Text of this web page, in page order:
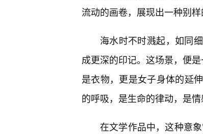
流动的画卷，展现出一种别样
海水时不时溅起，如同
成更深的印记。这场景，便
是衣物，更是女子身体的延
的呼吸，是生命的律动，是情
在文学作品中，这种意